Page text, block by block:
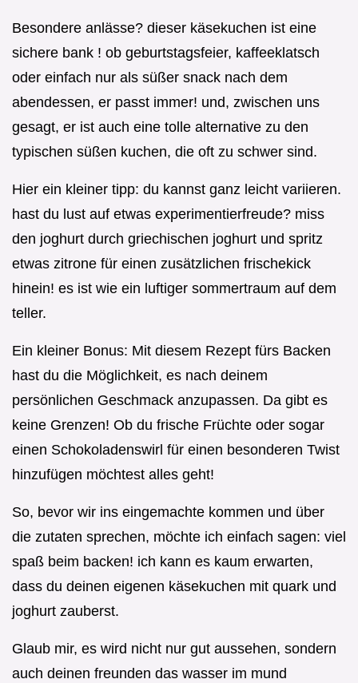
Besondere anlässe? dieser käsekuchen ist eine
sichere bank ! ob geburtstagsfeier, kaffeeklatsch
oder einfach nur als süßer snack nach dem
abendessen, er passt immer! und, zwischen uns
gesagt, er ist auch eine tolle alternative zu den
typischen süßen kuchen, die oft zu schwer sind.
Hier ein kleiner tipp: du kannst ganz leicht variieren.
hast du lust auf etwas experimentierfreude? miss
den joghurt durch griechischen joghurt und spritz
etwas zitrone für einen zusätzlichen frischekick
hinein! es ist wie ein luftiger sommertraum auf dem
teller.
Ein kleiner Bonus: Mit diesem Rezept fürs Backen
hast du die Möglichkeit, es nach deinem
persönlichen Geschmack anzupassen. Da gibt es
keine Grenzen! Ob du frische Früchte oder sogar
einen Schokoladenswirl für einen besonderen Twist
hinzufügen möchtest alles geht!
So, bevor wir ins eingemachte kommen und über
die zutaten sprechen, möchte ich einfach sagen: viel
spaß beim backen! ich kann es kaum erwarten,
dass du deinen eigenen käsekuchen mit quark und
joghurt zauberst.
Glaub mir, es wird nicht nur gut aussehen, sondern
auch deinen freunden das wasser im mund